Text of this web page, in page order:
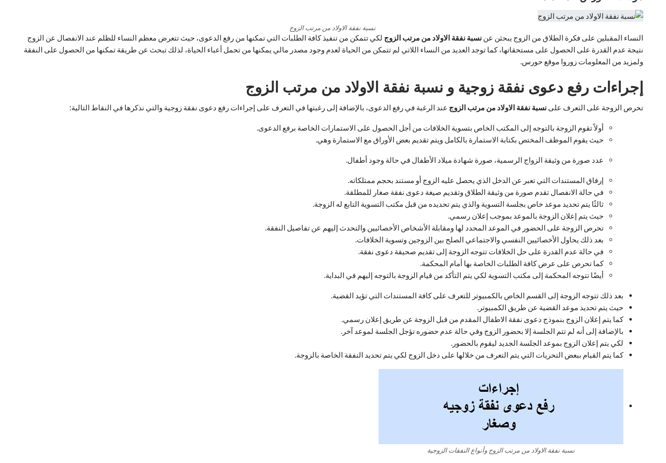
نسبة نفقة الاولاد من مرتب الزوج
النساء المقبلين على فكرة الطلاق من الزوج يبحثن عن نسبة نفقة الاولاد من مرتب الزوج لكي تتمكن من تنفيذ كافة الطلبات التي تمكنها من رفع الدعوى، حيث تتعرض معظم النساء للظلم عند الانفصال عن الزوج
نتيجة عدم القدرة على الحصول على مستحقاتها، كما توجد العديد من النساء اللاتي لم تتمكن من الحياة لعدم وجود مصدر مالي يمكنها من تحمل أعباء الحياة، لذلك تبحث عن طريقة تمكنها من الحصول على النفقة
ولمزيد من المعلومات زوروا موقع حورس.
إجراءات رفع دعوى نفقة زوجية و نسبة نفقة الاولاد من مرتب الزوج
تحرص الزوجة على التعرف على نسبة نفقة الاولاد من مرتب الزوج عند الرغبة في رفع الدعوى، بالإضافة إلى رغبتها في التعرف على إجراءات رفع دعوى نفقة زوجية والتي نذكرها في النقاط التالية:
أولاً تقوم الزوجة بالتوجه إلى المكتب الخاص بتسوية الخلافات من أجل الحصول على الاستمارات الخاصة برفع الدعوى.
حيث يقوم الموظف المختص بكتابة الاستمارة بالكامل ويتم تقديم بعض الأوراق مع الاستمارة وهي.
عدد صورة من وثيقة الزواج الرسمية، صورة شهادة ميلاد الأطفال في حالة وجود أطفال.
إرفاق المستندات التي تعبر عن الدخل الذي يحصل عليه الزوج أو مستند بحجم ممتلكاته.
في حالة الانفصال تقدم صورة من وثيقة الطلاق وتقديم صيغة دعوى نفقة صغار للمطلقة.
ثالثًا يتم تحديد موعد خاص بجلسة التسوية والذي يتم تحديده من قبل مكتب التسوية التابع له الزوجة.
حيث يتم إعلان الزوجة بالموعد بموجب إعلان رسمي.
تحرص الزوجة على الحضور في الموعد المحدد لها ومقابلة الأشخاص الأخصائيين والتحدث إليهم عن تفاصيل النفقة.
بعد ذلك يحاول الأخصائيين النفسي والاجتماعي الصلح بين الزوجين وتسوية الخلافات.
في حالة عدم القدرة على حل الخلافات تتوجه الزوجة إلى تقديم صحيفة دعوى نفقة.
كما تحرص على عرض كافة الطلبات الخاصة بها أمام المحكمة.
أيضًا تتوجه المحكمة إلى مكتب التسوية لكي يتم التأكد من قيام الزوجة بالتوجه إليهم في البداية.
بعد ذلك تتوجه الزوجة إلى القسم الخاص بالكمبيوتر للتعرف على كافة المستندات التي تؤيد القضية.
حيث يتم تحديد موعد القضية عن طريق الكمبيوتر.
كما يتم إعلان الزوج بنموذج دعوى نفقة الاطفال المقدم من قبل الزوجة عن طريق إعلان رسمي.
بالإضافة إلى أنه لم تتم الجلسة إلا بحضور الزوج وفي حالة عدم حضوره تؤجل الجلسة لموعد آخر.
لكي يتم إعلان الزوج بموعد الجلسة الجديد ليقوم بالحضور.
كما يتم القيام ببعض التحريات التي يتم التعرف من خلالها على دخل الزوج لكي يتم تحديد النفقة الخاصة بالزوجة.
نسبة نفقة الاولاد من مرتب الزوج وأنواع النفقات الزوجية